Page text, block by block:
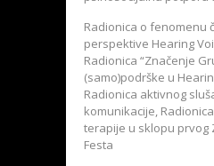
Radionica o fenomenu
perspektive Hearing
Radionica “Značenje
(samo)podrške u
Radionica aktivnog
komunikacije,
terapije u sklopu prvog
Festa